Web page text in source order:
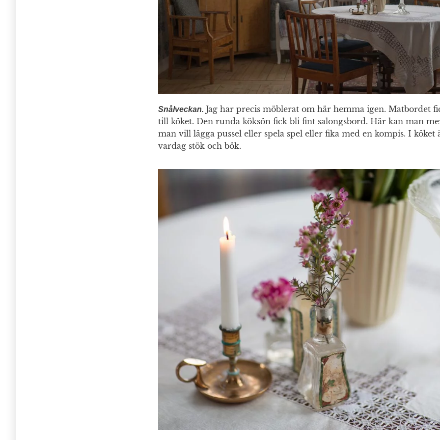
Snålveckan. Jag har precis möblerat om här hemma igen. Matbordet
till köket. Den runda köksön fick bli fint salongsbord. Här kan man
man vill lägga pussel eller spela spel eller fika med en kompis. I köket
vardag stök och bök.